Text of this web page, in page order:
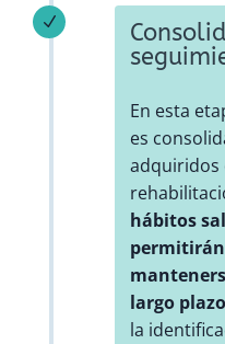
N
En esta
es
adquiridos
hábitos
largo plazo
la